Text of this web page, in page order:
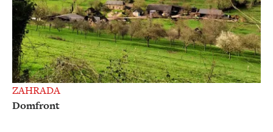
ZAHRADA
Domfront